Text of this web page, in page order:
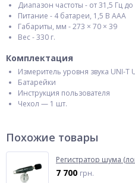
Диапазон частоты - от 31,5 Гц до
Питание - 4 батареи, 1,5 В AAA
Габариты, мм - 273 × 70 × 39
Вес - 330 г.
Комплектация
Измеритель уровня звука UNI-T
Батарейки
Инструкция пользователя
Чехол — 1 шт.
Похожие товары
Регистратор шума
7 700 грн.